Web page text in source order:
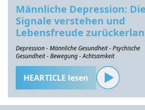
Männliche Depression: Die
Signale verstehen und
Lebensfreude
Depression - Männliche Gesundheit - Psychische
Gesundheit - Bewegung - Achtsamkeit
HEARTICLE lesen